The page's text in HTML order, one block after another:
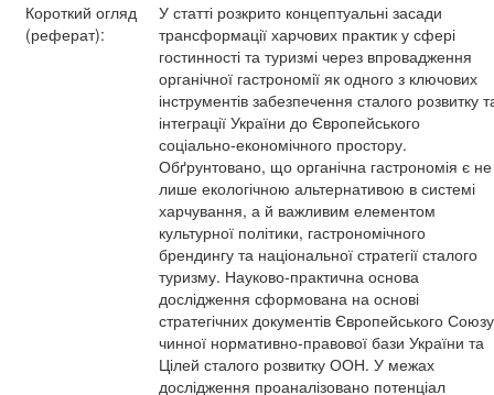
Короткий огляд
(реферат):
У статті розкрито концептуальні засади
трансформації харчових практик у сфері
гостинності та туризмі через впровадження
органічної гастрономії як одного з ключових
інструментів забезпечення сталого розвитку
інтеграції України до Європейського
соціально-економічного простору.
Обґрунтовано, що органічна гастрономія є не
лише екологічною альтернативою в системі
харчування, а й важливим елементом
культурної політики, гастрономічного
брендингу та національної стратегії сталого
туризму. Науково-практична основа
дослідження сформована на основі
стратегічних документів Європейського
чинної нормативно-правової бази України та
Цілей сталого розвитку ООН. У межах
дослідження проаналізовано потенціал